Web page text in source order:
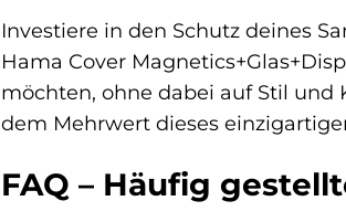
Investiere in den Schutz deines
Hama Cover
möchten, ohne dabei auf Stil und
dem Mehrwert dieses
FAQ – Häufig